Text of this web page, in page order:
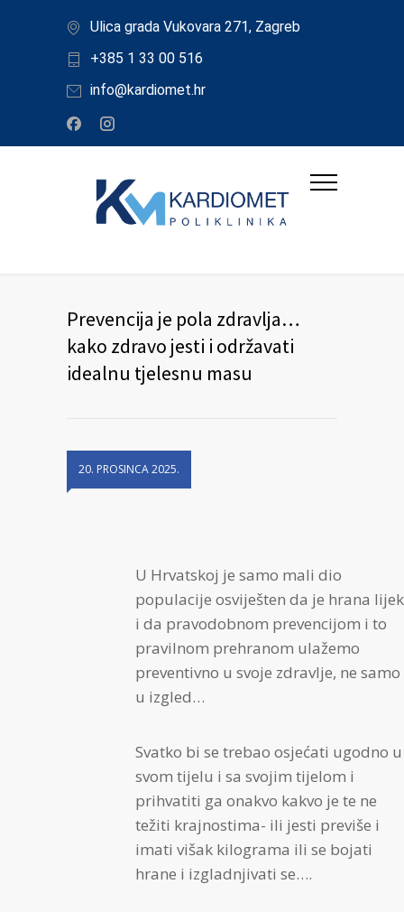
Ulica grada Vukovara 271, Zagreb
+385 1 33 00 516
info@kardiomet.hr
Prevencija je pola zdravlja…
kako zdravo jesti i održavati
idealnu tjelesnu masu
20. PROSINCA 2025.
U Hrvatskoj je samo mali dio
populacije osviješten da je hrana lijek
i da pravodobnom prevencijom i to
pravilnom prehranom ulažemo
preventivno u svoje zdravlje, ne samo
u izgled…
Svatko bi se trebao osjećati ugodno u
svom tijelu i sa svojim tijelom i
prihvatiti ga onakvo kakvo je te ne
težiti krajnostima- ili jesti previše i
imati višak kilograma ili se bojati
hrane i izgladnjivati se….